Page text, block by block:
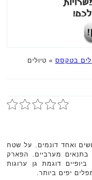
בטקסס » טיולים
ואחד דונמים. על שטח
מערביים. הפארק
דוגמת גן ערוגות
יפים ביותר.